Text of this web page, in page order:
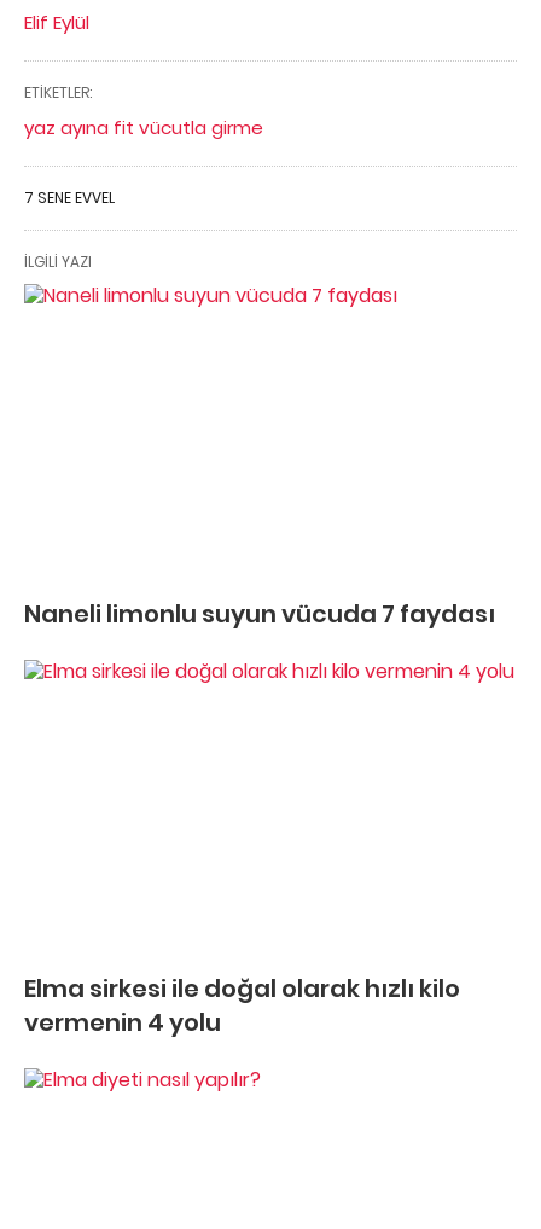
Elif Eylül
ETIKETLER:
yaz ayına fit vücutla girme
7 SENE EVVEL
İLGILI YAZI
Naneli limonlu suyun vücuda 7 faydası
Elma sirkesi ile doğal olarak hızlı kilo
vermenin 4 yolu